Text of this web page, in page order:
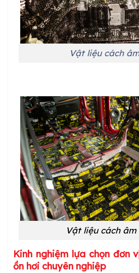
Vật liệu cách
Vật liệu cách âm
Kinh nghiệm lựa chọn đơn
ồn hơi chuyên nghiệp